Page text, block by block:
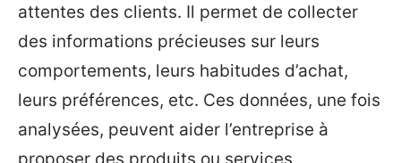
attentes des clients. Il permet de collecter
des informations précieuses sur leurs
comportements, leurs habitudes d’achat,
leurs préférences, etc. Ces données, une fois
analysées, peuvent aider l’entreprise à
proposer des produits ou services